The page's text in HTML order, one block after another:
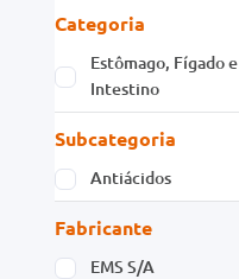
Categoria
Estômago, Fígado e
Intestino
Subcategoria
Antiácidos
Fabricante
EMS S/A